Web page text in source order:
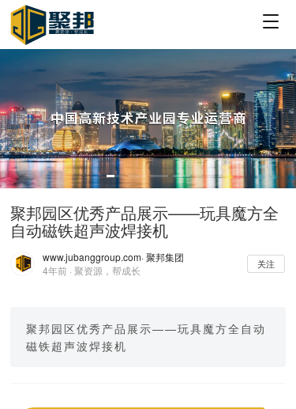
T
g
l
e
n
a
v
i
g
t
n
聚邦园区优秀产品展示——玩具魔方全
自动磁铁超声波焊接机
www.jubanggroup.com· 聚邦集团
4年前 · 聚资源，帮成长
关注
聚邦园区优秀产品展示——玩具魔方全自动
磁铁超声波焊接机